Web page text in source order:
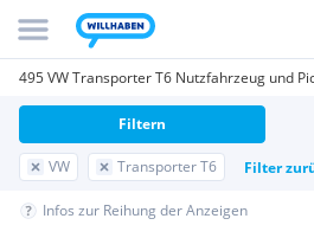
495 VW Transporter T6 Nutzfahrzeug und
VW Transporter T6 Filter
Filtern
Infos zur Reihung der Anzeigen